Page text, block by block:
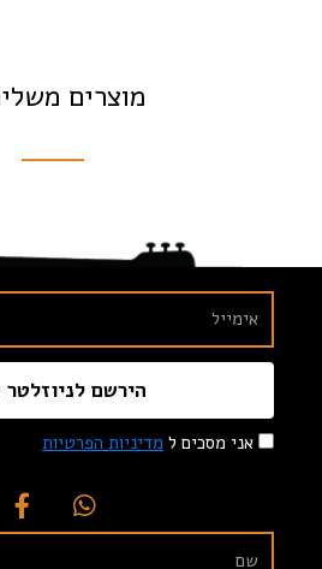
מוצרים
אני מסכים ל מדיניות הפרטיות
הירשם לניוזלטר